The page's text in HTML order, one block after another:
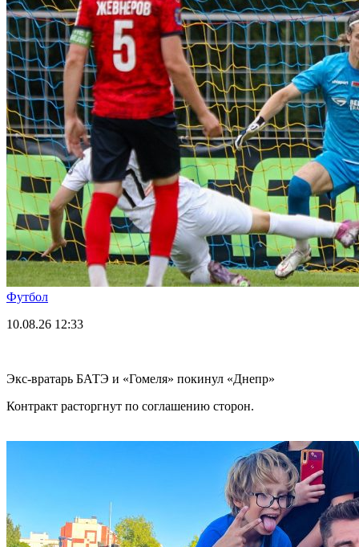
Футбол
10.08.26 12:33
Экс-вратарь БАТЭ и «Гомеля» покинул «Днепр»
Контракт расторгнут по соглашению сторон.